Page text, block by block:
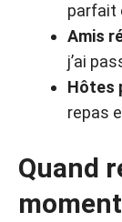
parfait
Amis
j’ai
Hôtes
repas
Quand